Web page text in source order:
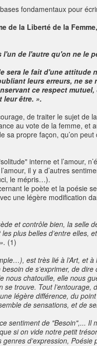
fondamentaux pour
de la Liberté de la
de l'autre qu'on ne le
sera le fait d'une attitude
leurs erreurs, ne
ce respect
leur être. ».
de traiter le sujet de
au vote de la femme, et
sa propre façon, qu’on
interne et l’amour,
il y a d’autres
le mépris…).
le poète et la poésie
une légère modification
et contrôle bien, la selle
plus belles d’entre elles,
(1)
est très lié à l’Art, et à
de s’exprimer, de
nous chatouille, elle nous
se trouve. Tout
légère différence, du
de sensations, et de
sentiment de "Besoin",... Il
si on vide notre petit
genres d’expression,